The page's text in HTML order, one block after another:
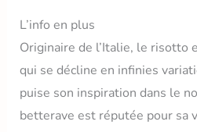
L’info en plus
Originaire de l’Italie, le risotto
qui se décline en infinies
puise son inspiration dans le
betterave est réputée pour sa